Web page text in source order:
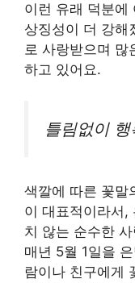
이런 유래 덕분에
상징성이 더 강해
로 사랑받으며 많
하고 있어요.
틀림없이
색깔에 따른 꽃말
이 대표적이라서,
치 않는 순수한
매년 5월 1일을
람이나 친구에게